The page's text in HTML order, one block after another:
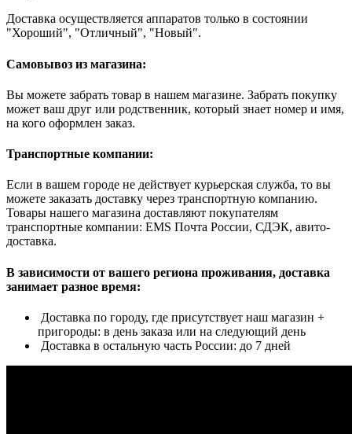
Доставка осуществляется аппаратов только в состоянии
"Хороший", "Отличный", "Новый".
Самовывоз из магазина:
Вы можете забрать товар в нашем магазине. Забрать покупку
может ваш друг или родственник, который знает номер и имя,
на кого оформлен заказ.
Транспортные компании:
Если в вашем городе не действует курьерская служба, то вы
можете заказать доставку через транспортную компанию.
Товары нашего магазина доставляют покупателям
транспортные компании: EMS Почта России, СДЭК, авито-
доставка.
В зависимости от вашего региона проживания, доставка
занимает разное время:
Доставка по городу, где присутствует наш магазин +
пригороды: в день заказа или на следующий день
Доставка в остальную часть России: до 7 дней